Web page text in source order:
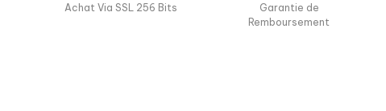
Achat Via SSL 256 Bits
Garantie de
Remboursement